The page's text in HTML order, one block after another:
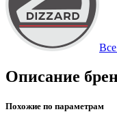
Описание
Похожие по параметрам